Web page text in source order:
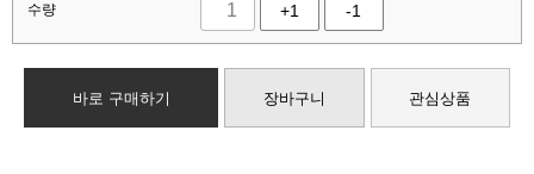
수량 +1 -1
바로 구매하기 장바구니 관심상품